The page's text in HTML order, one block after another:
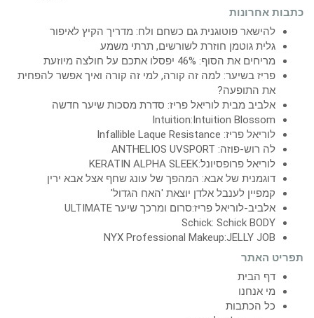
כתבות אחרונות
להישאר פוטוגנית גם כשחם ולח: מדריך הקיץ לאיפור
גלית גוטמן חוזרת לשורשים, תרתי משמע
מריחים את הסוף: 46% יפסלו אתכם על חולצה מיוזעת
פריז בשיער: למה זה קורה, למי זה קורה ואיך אפשר להפחית
את התופעה?
אלביב מבית לוריאל פריז: סדרת מסכות שיער חדשה
Intuition:Intuition Blossom
לוריאל פריז: Infallible Laque Resistance
לה רוש-פוזה: ANTHELIOS UVSPORT
לוריאל פרופסיונל:KERATIN ALPHA SLEEK
דוגמנית של אבא: המהפך של עונג שחף אצל אבא ירין
קמפיין לענבל אלדן יוצאת 'האח הגדול'
אלביב-לוריאל פריז:סרום ומרכך שיער ULTIMATE
Schick: Schick BODY
NYX Professional Makeup:JELLY JOB
תפריט האתר
דף הבית
מי אנחנו
כל הכתבות